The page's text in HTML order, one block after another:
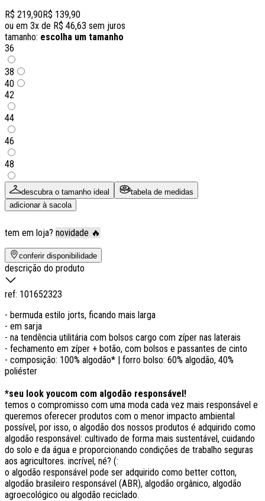
R$ 219,90R$ 139,90
ou em 3x de R$ 46,63 sem juros
tamanho: escolha um tamanho
36
38
40
42
44
46
48
descubra o tamanho ideal
tabela de medidas
adicionar à sacola
tem em loja? novidade 🔥
conferir disponibilidade
descrição do produto
ref: 101652323
- bermuda estilo jorts, ficando mais larga
- em sarja
- na tendência utilitária com bolsos cargo com zíper nas laterais
- fechamento em zíper + botão, com bolsos e passantes de cinto
- composição: 100% algodão* | forro bolso: 60% algodão, 40%
poliéster
*seu look youcom com algodão responsável!
temos o compromisso com uma moda cada vez mais responsável e
queremos oferecer produtos com o menor impacto ambiental
possível, por isso, o algodão dos nossos produtos é adquirido como
algodão responsável: cultivado de forma mais sustentável, cuidando
do solo e da água e proporcionando condições de trabalho seguras
aos agricultores. incrível, né? (:
o algodão responsável pode ser adquirido como better cotton,
algodão brasileiro responsável (ABR), algodão orgânico, algodão
agroecológico ou algodão reciclado.